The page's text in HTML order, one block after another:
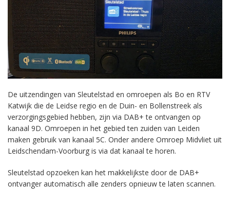
De uitzendingen van Sleutelstad en omroepen als Bo en RTV
Katwijk die de Leidse regio en de Duin- en Bollenstreek als
verzorgingsgebied hebben, zijn via DAB+ te ontvangen op
kanaal 9D. Omroepen in het gebied ten zuiden van Leiden
maken gebruik van kanaal 5C. Onder andere Omroep Midvliet uit
Leidschendam-Voorburg is via dat kanaal te horen.
Sleutelstad opzoeken kan het makkelijkste door de DAB+
ontvanger automatisch alle zenders opnieuw te laten scannen.